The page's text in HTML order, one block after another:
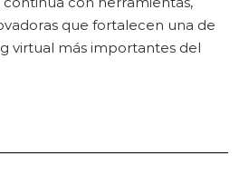
que fortalecen una de
virtual más importantes del